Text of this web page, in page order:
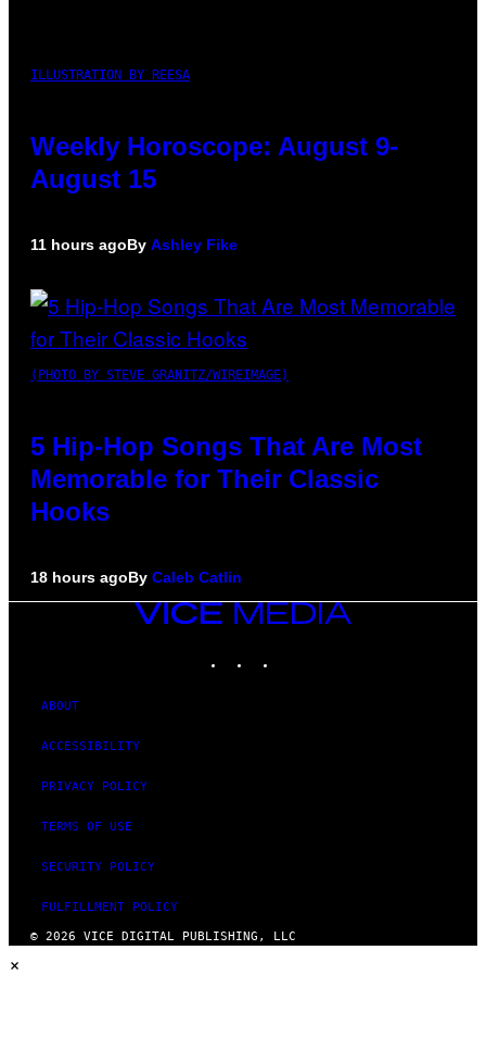
ILLUSTRATION BY REESA
Weekly Horoscope: August 9-
August 15
11 hours agoBy Ashley Fike
(PHOTO BY STEVE GRANITZ/WIREIMAGE)
5 Hip-Hop Songs That Are Most
Memorable for Their Classic
Hooks
18 hours agoBy Caleb Catlin
VICE
ABOUT
ACCESSIBILITY
PRIVACY POLICY
TERMS OF USE
SECURITY POLICY
FULFILLMENT POLICY
© 2026 VICE DIGITAL PUBLISHING, LLC
×